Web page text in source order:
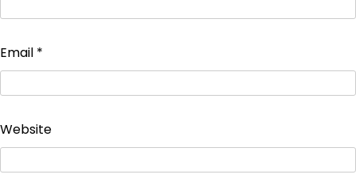
Email *
Website